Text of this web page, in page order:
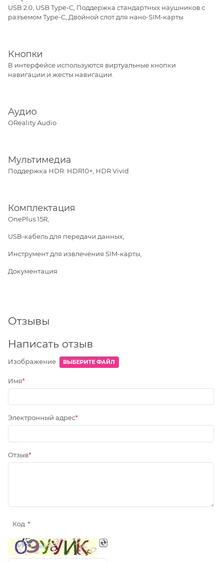
USB 2.0, USB Type-C, Поддержка стандартных наушников с
разъемом Type-C, Двойной слот для нано-SIM-карты
Кнопки
В интерфейсе используются виртуальные кнопки
навигации и жесты навигации.
Аудио
OReality Audio
Мультимедиа
Поддержка HDR: HDR10+, HDR Vivid
Комплектация
OnePlus 15R,
USB-кабель для передачи данных,
Инструмент для извлечения SIM-карты,
Документация
Отзывы
Написать отзыв
Изображение ВЫБЕРИТЕ ФАЙЛ
Имя
Электронный адрес
Отзыв
Код